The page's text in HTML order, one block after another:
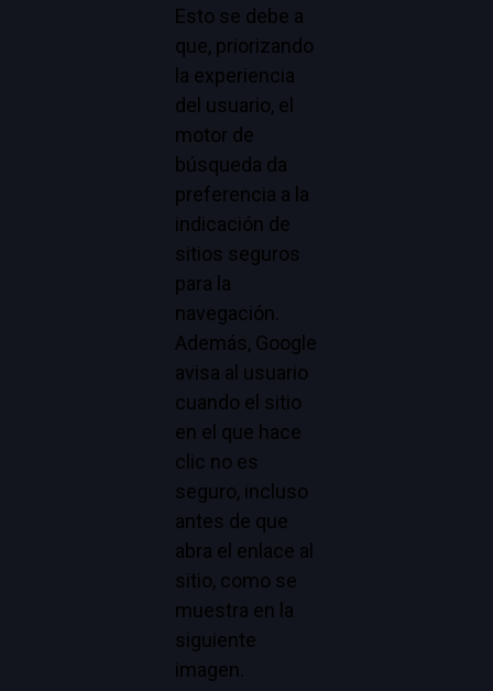
Esto se debe a
que, priorizando
la experiencia
del usuario, el
motor de
búsqueda da
preferencia a la
indicación de
sitios seguros
para la
navegación.
Además, Google
avisa al usuario
cuando el sitio
en el que hace
clic no es
seguro, incluso
antes de que
abra el enlace al
sitio, como se
muestra en la
siguiente
imagen.